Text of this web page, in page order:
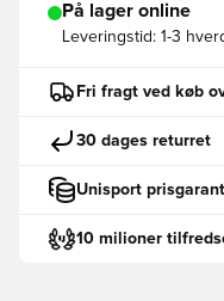
På lager online
Leveringstid: 1-3
Fri fragt ved køb
30 dages returret
Unisport
10 milioner